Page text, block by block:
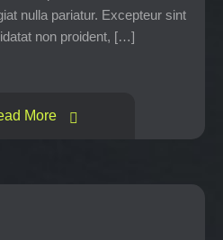
nulla pariatur. Excepteur sint
non proident, […]
More